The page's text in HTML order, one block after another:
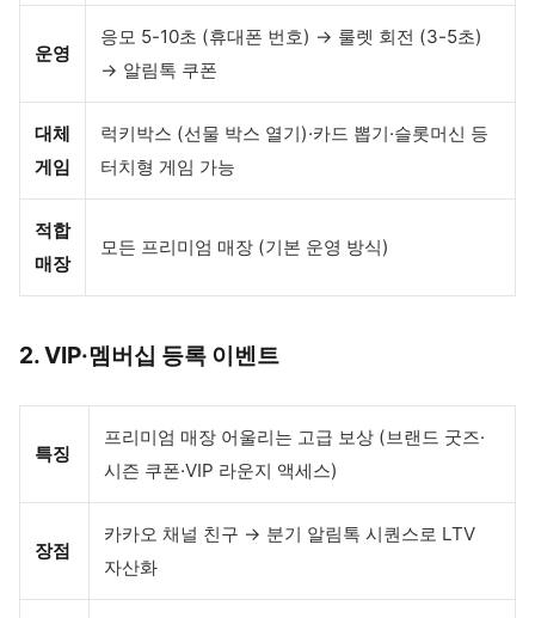
운영
응모 5-10초 (휴대폰 번호) → 룰렛 회전 (3-5초)
→ 알림톡 쿠폰
대체
게임
럭키박스 (선물 박스 열기)·카드 뽑기·슬롯머신 등
터치형 게임 가능
적합
매장
모든 프리미엄 매장 (기본 운영 방식)
2. VIP·멤버십 등록 이벤트
특징
프리미엄 매장 어울리는 고급 보상 (브랜드 굿즈·
시즌 쿠폰·VIP 라운지 액세스)
장점
카카오 채널 친구 → 분기 알림톡 시퀀스로 LTV
자산화